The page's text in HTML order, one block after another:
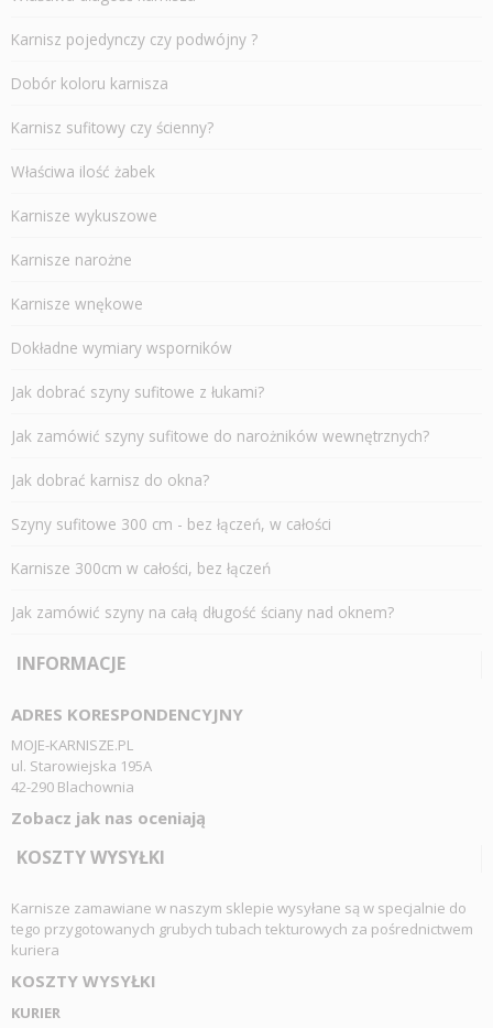
Karnisz pojedynczy czy podwójny ?
Dobór koloru karnisza
Karnisz sufitowy czy ścienny?
Właściwa ilość żabek
Karnisze wykuszowe
Karnisze narożne
Karnisze wnękowe
Dokładne wymiary wsporników
Jak dobrać szyny sufitowe z łukami?
Jak zamówić szyny sufitowe do narożników wewnętrznych?
Jak dobrać karnisz do okna?
Szyny sufitowe 300 cm - bez łączeń, w całości
Karnisze 300cm w całości, bez łączeń
Jak zamówić szyny na całą długość ściany nad oknem?
INFORMACJE
ADRES KORESPONDENCYJNY
MOJE-KARNISZE.PL
ul. Starowiejska 195A
42-290 Blachownia
Zobacz jak nas oceniają
KOSZTY WYSYŁKI
Karnisze zamawiane w naszym sklepie wysyłane są w specjalnie do
tego przygotowanych grubych tubach tekturowych za pośrednictwem
kuriera
KOSZTY WYSYŁKI
KURIER